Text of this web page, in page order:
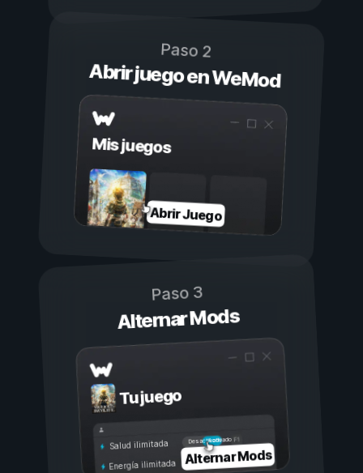
Paso 2
Abrir juego en WeMod
Mis juegos
Abrir Juego
Paso 3
Alternar Mods
Tu juego
Activado
Desactivado
Salud ilimitada
Energía ilimitada Alternar Mods